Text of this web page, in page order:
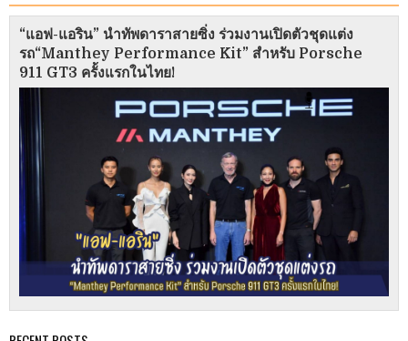
“แอฟ-แอริน” นำทัพดาราสายซิ่ง ร่วมงานเปิดตัวชุดแต่ง
รถ“Manthey Performance Kit” สำหรับ Porsche
911 GT3 ครั้งแรกในไทย!